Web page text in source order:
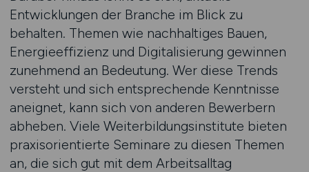
Entwicklungen der Branche im Blick zu
behalten. Themen wie nachhaltiges Bauen,
Energieeffizienz und Digitalisierung gewinnen
zunehmend an Bedeutung. Wer diese Trends
versteht und sich entsprechende Kenntnisse
aneignet, kann sich von anderen Bewerbern
abheben. Viele Weiterbildungsinstitute bieten
praxisorientierte Seminare zu diesen Themen
an, die sich gut mit dem Arbeitsalltag